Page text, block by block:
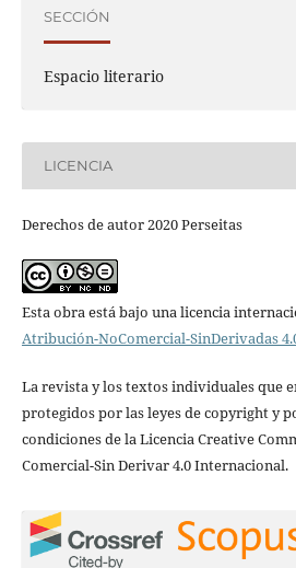
SECCIÓN
Espacio literario
LICENCIA
Derechos de autor 2020 Perseitas
Esta obra está bajo una licencia
Atribución-NoComercial-SinDerivadas
La revista y los textos individuales que
protegidos por las leyes de copyright y
condiciones de la Licencia Creative
Comercial-Sin Derivar 4.0 Internacional.